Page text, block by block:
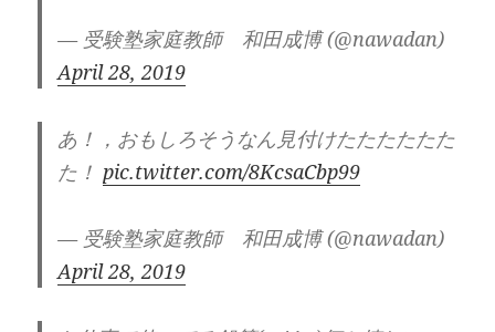
— 受験塾家庭教師 和田成博 (@nawadan)
April 28, 2019
あ！，おもしろそうなん見付けたたたたたた
た！pic.twitter.com/8KcsaCbp99
— 受験塾家庭教師 和田成博 (@nawadan)
April 28, 2019